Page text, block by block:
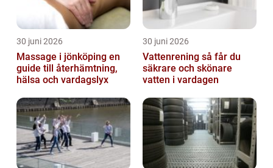
30 juni 2026
Massage i jönköping en
guide till återhämtning,
hälsa och vardagslyx
30 juni 2026
Vattenrening så får du
säkrare och skönare
vatten i vardagen